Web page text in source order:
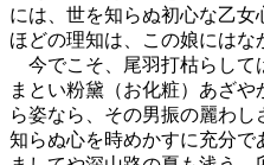
には、世を知らぬ初心な乙女
ほどの理知は、この娘にはな
今でこそ、尾羽打枯らして
まとい粉黛（お化粧）あざ
ら姿なら、その男振の麗わ
知らぬ心を時めかすに充分で